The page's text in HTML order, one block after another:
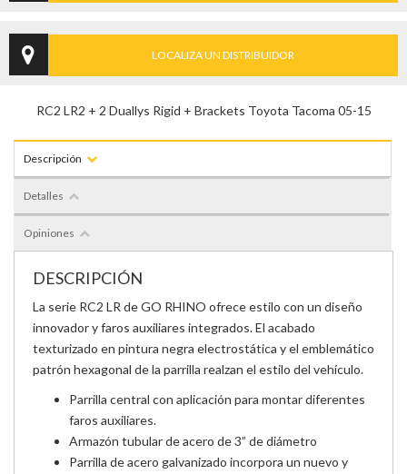
LOCALIZA UN DISTRIBUIDOR
RC2 LR2 + 2 Duallys Rigid + Brackets Toyota Tacoma 05-15
Descripción
Detalles
Opiniones
DESCRIPCIÓN
La serie RC2 LR de GO RHINO ofrece estilo con un diseño
innovador y faros auxiliares integrados. El acabado
texturizado en pintura negra electrostática y el emblemático
patrón hexagonal de la parrilla realzan el estilo del vehículo.
Parrilla central con aplicación para montar diferentes
faros auxiliares.
Armazón tubular de acero de 3” de diámetro
Parrilla de acero galvanizado incorpora un nuevo y